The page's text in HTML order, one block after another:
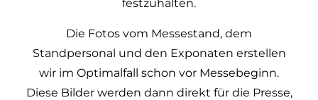
festzuhalten.
Die Fotos vom Messestand, dem
Standpersonal und den Exponaten erstellen
wir im Optimalfall schon vor Messebeginn.
Diese Bilder werden dann direkt für die Presse,